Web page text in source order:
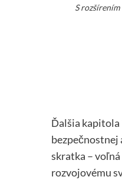
S
Ďalšia kapitola
bezpečnostnej
skratka –
rozvojovému